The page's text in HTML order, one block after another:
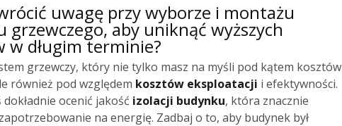
uwagę przy wyborze i montażu
grzewczego, aby uniknąć wyższych
w długim terminie?
grzewczy, który nie tylko masz na myśli pod kątem kosztów
również pod względem kosztów eksploatacji i efektywności.
ocenić jakość izolacji budynku, która znacznie
na energię. Zadbaj o to, aby budynek był